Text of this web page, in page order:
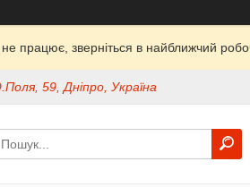
працює, зверніться в найближчий
59, Дніпро, Україна